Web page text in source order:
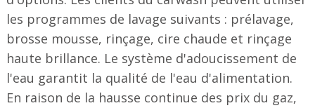
les programmes de lavage suivants : prélavage,
brosse mousse, rinçage, cire chaude et rinçage
haute brillance. Le système d'adoucissement de
l'eau garantit la qualité de l'eau d'alimentation.
En raison de la hausse continue des prix du gaz,